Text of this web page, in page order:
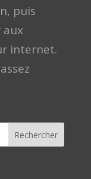
puis
aux
internet.
Rechercher